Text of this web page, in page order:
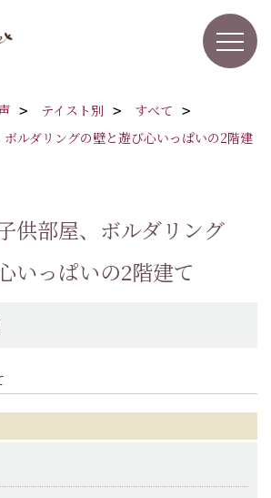
テイスト別
すべて
ルダリングの壁と遊び心いっぱいの2階建
供部屋、ボルダリング
いっぱいの2階建て